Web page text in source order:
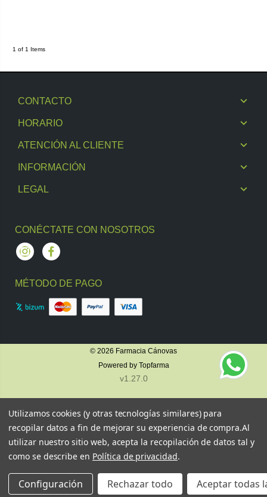
1 of 1 Items
CONTACTO
HORARIO
ATENCIÓN AL CLIENTE
INFORMACIÓN
LEGAL
CONÉCTATE CON NOSOTROS
InstagramFacebook
MÉTODO DE PAGO
© 2026 Farmacia Cánovas
Powered by Topfarma
v1.27.0
Utilizamos cookies (y otras tecnologías similares) para
recopilar datos a fin de mejorar su experiencia de compra.Al
utilizar nuestro sitio web, acepta la recopilación de datos tal y
como se describe en Política de privacidad.
Configuración Rechazar todo Aceptar todas